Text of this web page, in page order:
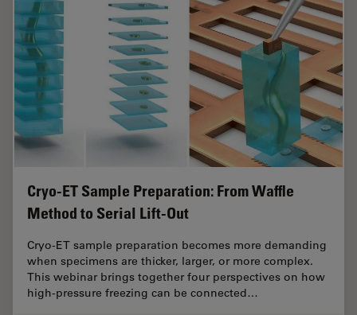
Cryo-ET Sample Preparation: From Waffle
Method to Serial Lift-Out
Cryo-ET sample preparation becomes more demanding
when specimens are thicker, larger, or more complex.
This webinar brings together four perspectives on how
high-pressure freezing can be connected…